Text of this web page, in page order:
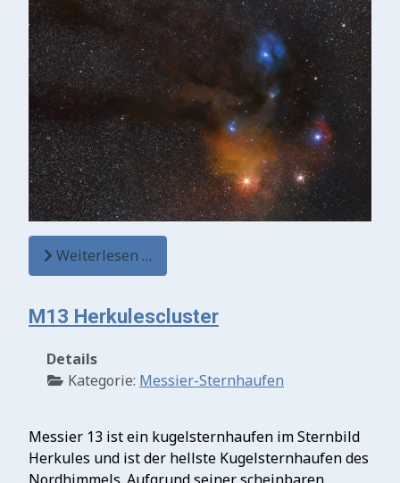
Weiterlesen …
M13 Herkulescluster
Details
Kategorie: Messier-Sternhaufen
Messier 13 ist ein kugelsternhaufen im Sternbild
Herkules und ist der hellste Kugelsternhaufen des